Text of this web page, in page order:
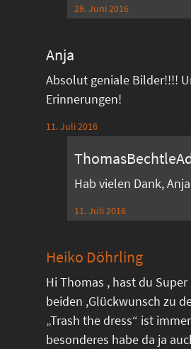
28. Juni 2016
Anja
Absolut geniale Bilder!!!!
Erinnerungen!
11. Juli 2016
Hab vielen Dank,
11. Juli 2016
Heiko Döhrling
Hi Thomas , hast du
beiden ,Glückwunsch zu
„Trash the dress“ ist
besonderes habe da ja